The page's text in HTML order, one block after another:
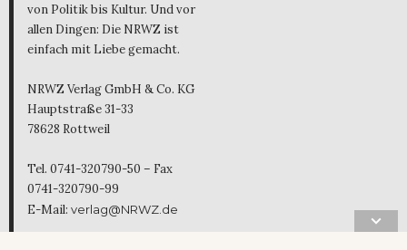
von Politik bis Kultur. Und vor
allen Dingen: Die NRWZ ist
einfach mit Liebe gemacht.
NRWZ Verlag GmbH & Co. KG
Hauptstraße 31-33
78628 Rottweil
Tel. 0741-320790-50 – Fax
0741-320790-99
E-Mail: verlag@NRWZ.de